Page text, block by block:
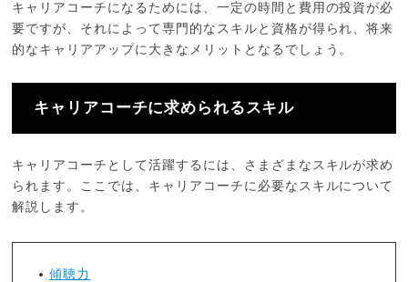
キャリアコーチになるためには、一定の時間と費用の投資が必
要ですが、それによって専門的なスキルと資格が得られ、将来
的なキャリアアップに大きなメリットとなるでしょう。
キャリアコーチに求められるスキル
キャリアコーチとして活躍するには、さまざまなスキルが求め
られます。ここでは、キャリアコーチに必要なスキルについて
解説します。
傾聴力